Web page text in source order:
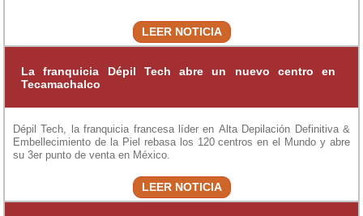
LEER NOTICIA
La franquicia Dépil Tech abre un nuevo centro en
Tecamachalco
Dépil Tech, la franquicia francesa líder en Alta Depilación Definitiva &
Embellecimiento de la Piel rebasa los 120 centros en el Mundo y abre
su 3er punto de venta en México.
LEER NOTICIA